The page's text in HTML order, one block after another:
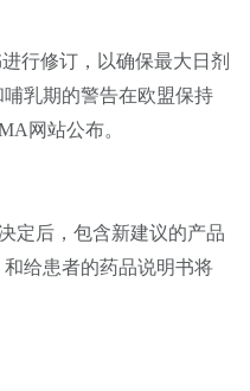
修订，以确保最大日剂
乳期的警告在欧盟保持
网站公布。
后，包含新建议的产品
给患者的药品说明书将